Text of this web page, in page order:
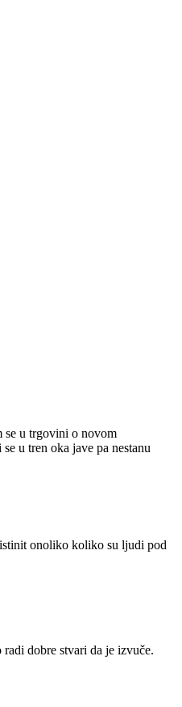
se u trgovini o novom
u tren oka jave pa nestanu
onoliko koliko su ljudi pod
radi dobre stvari da je izvuče.